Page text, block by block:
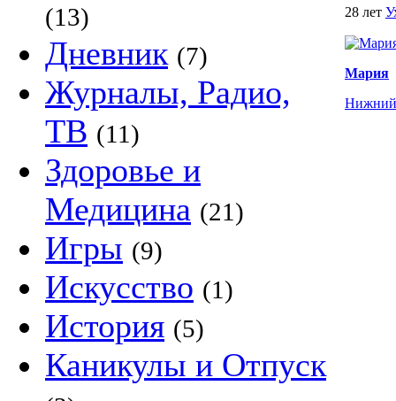
(13)
Дневник (7)
Журналы, Радио,
ТВ (11)
Здоровье и
Медицина (21)
Игры (9)
Искусство (1)
История (5)
Каникулы и Отпуск
28 лет
Мария
Нижний